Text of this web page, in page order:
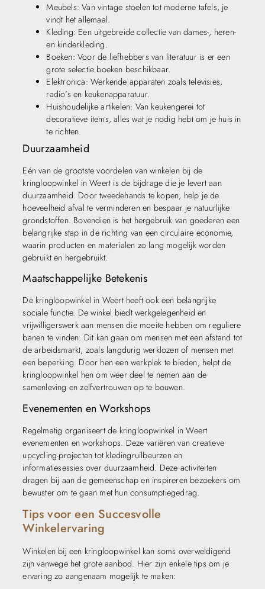
Meubels: Van vintage stoelen tot moderne tafels, je
vindt het allemaal.
Kleding: Een uitgebreide collectie van dames-, heren-
en kinderkleding.
Boeken: Voor de liefhebbers van literatuur is er een
grote selectie boeken beschikbaar.
Elektronica: Werkende apparaten zoals televisies,
radio’s en keukenapparatuur.
Huishoudelijke artikelen: Van keukengerei tot
decoratieve items, alles wat je nodig hebt om je huis in
te richten.
Duurzaamheid
Eén van de grootste voordelen van winkelen bij de
kringloopwinkel in Weert is de bijdrage die je levert aan
duurzaamheid. Door tweedehands te kopen, help je de
hoeveelheid afval te verminderen en bespaar je natuurlijke
grondstoffen. Bovendien is het hergebruik van goederen een
belangrijke stap in de richting van een circulaire economie,
waarin producten en materialen zo lang mogelijk worden
gebruikt en hergebruikt.
Maatschappelijke Betekenis
De kringloopwinkel in Weert heeft ook een belangrijke
sociale functie. De winkel biedt werkgelegenheid en
vrijwilligerswerk aan mensen die moeite hebben om reguliere
banen te vinden. Dit kan gaan om mensen met een afstand tot
de arbeidsmarkt, zoals langdurig werklozen of mensen met
een beperking. Door hen een werkplek te bieden, helpt de
kringloopwinkel hen om weer deel te nemen aan de
samenleving en zelfvertrouwen op te bouwen.
Evenementen en Workshops
Regelmatig organiseert de kringloopwinkel in Weert
evenementen en workshops. Deze variëren van creatieve
upcycling-projecten tot kledingruilbeurzen en
informatiesessies over duurzaamheid. Deze activiteiten
dragen bij aan de gemeenschap en inspireren bezoekers om
bewuster om te gaan met hun consumptiegedrag.
Tips voor een Succesvolle
Winkelervaring
Winkelen bij een kringloopwinkel kan soms overweldigend
zijn vanwege het grote aanbod. Hier zijn enkele tips om je
ervaring zo aangenaam mogelijk te maken: